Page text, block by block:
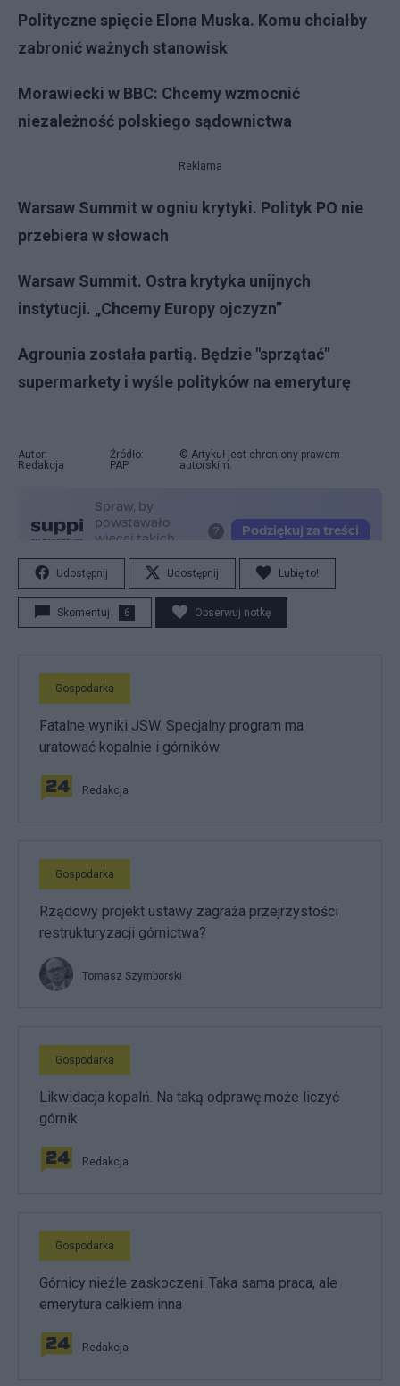
Polityczne spięcie Elona Muska. Komu chciałby
zabronić ważnych stanowisk
Morawiecki w BBC: Chcemy wzmocnić
niezależność polskiego sądownictwa
Reklama
Warsaw Summit w ogniu krytyki. Polityk PO nie
przebiera w słowach
Warsaw Summit. Ostra krytyka unijnych
instytucji. „Chcemy Europy ojczyzn”
Agrounia została partią. Będzie "sprzątać"
supermarkety i wyśle polityków na emeryturę
Autor:
Redakcja
Źródło:
PAP
© Artykuł jest chroniony prawem
autorskim.
Udostępnij Udostępnij Lubię to!
Skomentuj 6 Obserwuj notkę
Gospodarka
Fatalne wyniki JSW. Specjalny program ma
uratować kopalnie i górników
Redakcja
Gospodarka
Rządowy projekt ustawy zagraża przejrzystości
restrukturyzacji górnictwa?
Tomasz Szymborski
Gospodarka
Likwidacja kopalń. Na taką odprawę może liczyć
górnik
Redakcja
Gospodarka
Górnicy nieźle zaskoczeni. Taka sama praca, ale
emerytura całkiem inna
Redakcja